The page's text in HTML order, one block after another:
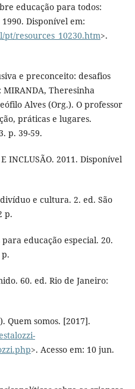
educação para todos:
Disponível em:
resources_10230.htm>.
e preconceito: desafios
Theresinha
Alves (Org.). O professor
práticas e lugares.
p. 39-59.
E INCLUSÃO. 2011. Disponível
e cultura. 2. ed. São
p.
educação especial. 20.
60. ed. Rio de Janeiro:
Quem somos. [2017].
>. Acesso em: 10 jun.